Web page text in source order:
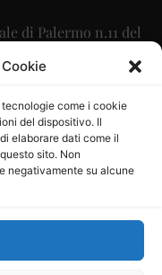
come i cookie
del dispositivo. Il
elaborare dati come il
sito. Non
negativamente su alcune
di Palermo n.11 del
Scaglione
Calabrese
Cooperativa a r.l. è